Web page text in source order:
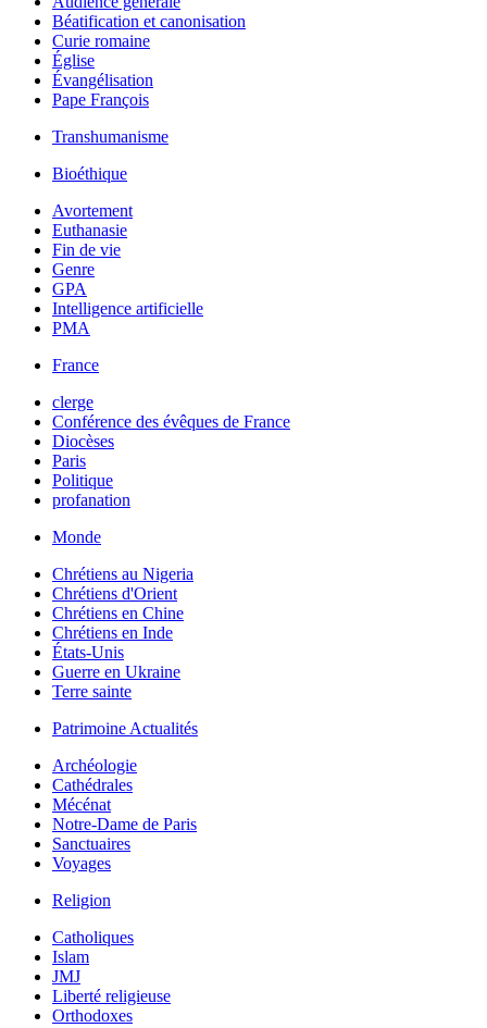
Béatification et canonisation
Curie romaine
Église
Évangélisation
Pape François
Transhumanisme
Bioéthique
Avortement
Euthanasie
Fin de vie
Genre
GPA
Intelligence artificielle
PMA
France
clerge
Conférence des évêques de France
Diocèses
Paris
Politique
profanation
Monde
Chrétiens au Nigeria
Chrétiens d'Orient
Chrétiens en Chine
Chrétiens en Inde
États-Unis
Guerre en Ukraine
Terre sainte
Patrimoine Actualités
Archéologie
Cathédrales
Mécénat
Notre-Dame de Paris
Sanctuaires
Voyages
Religion
Catholiques
Islam
JMJ
Liberté religieuse
Orthodoxes